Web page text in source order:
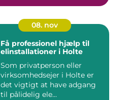
08. nov
Få professionel hjælp til
elinstallationer i Holte
Som privatperson eller
virksomhedsejer i Holte er
det vigtigt at have adgang
til pålidelig ele...